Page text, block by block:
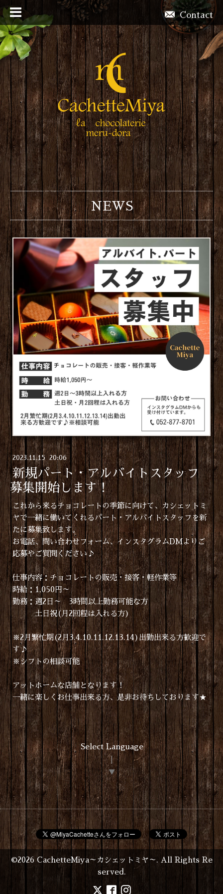
Contact
NEWS
2023.11.15 20:06
新規パート・アルバイトスタッフ
募集開始します！
これから来るチョコレートの季節に向けて、カシェットミ
ヤで一緒に働いてくれるパート・アルバイトスタッフを新
たに募集致します。
お電話、問い合わせフォーム、インスタグラムDMよりご
応募やご質問ください♪
仕事内容：チョコレートの販売・接客・軽作業等
時給：1,050円～
勤務：週2日～ 3時間以上勤務可能な方
土日祝(月2回程は入れる方)
※2月繁忙期(2月3.4.10.11.12.13.14)出勤出来る方歓迎で
す♪
※シフトの相談可能
アットホームな店舗となります！
一緒に楽しくお仕事出来る方、是非お待ちしております★
Select Language
▼
©2026 CachetteMiya～カシェットミヤ～. All Rights Re
served.